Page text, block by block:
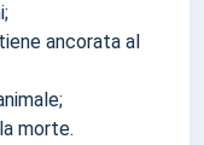
ancorata al
morte.